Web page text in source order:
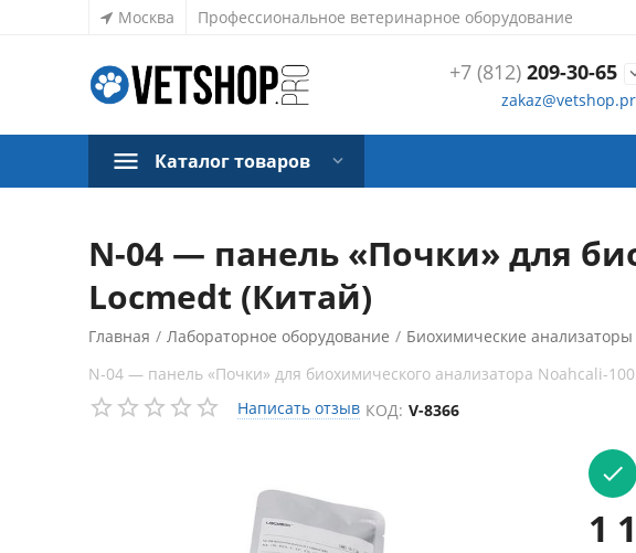
Москва Профессиональное ветеринарное оборудование
+7 (812)209-30-65
Каталог товаров
N-04 — панель «Почки» для
Locmedt (Китай)
Главная / Лабораторное оборудование / Биохимические анализаторы
N-04 — панель «Почки» для биохимического анализатора Noahcali-100
Написать отзыв КОД: V-8366
1